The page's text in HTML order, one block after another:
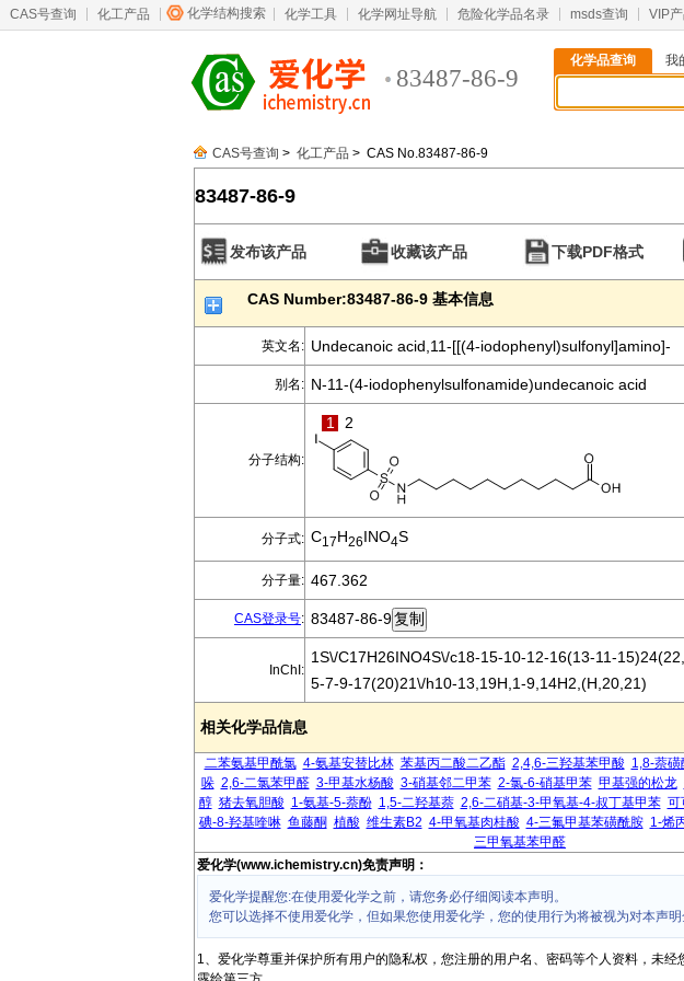
CAS号查询 化工产品 化学结构搜索 化学工具 化学网址导航 危险化学品名录 msds查询 VIP
83487-86-9
化学品查询 我
CAS号查询 > 化工产品 > CAS No.83487-86-9
83487-86-9
发布该产品 收藏该产品 下载PDF格式
CAS Number:83487-86-9 基本信息
英文名: Undecanoic acid,11-[[(4-iodophenyl)sulfonyl]amino]-
别名: N-11-(4-iodophenylsulfonamide)undecanoic acid
分子结构:
1 2
分子式: C17H26INO4S
分子量: 467.362
CAS登录号: 83487-86-9
InChI:
1S\/C17H26INO4S\/c18-15-10-12-16(13-11-
5-7-9-17(20)21\/h10-13,19H,1-9,14H2,(H,20,21)
相关化学品信息
二苯氨基甲酰氯 4-氨基安替比林 苯基丙二酸二乙酯 2,4,6-三羟基苯甲酸 1,8-萘磺
哚 2,6-二氯苯甲醛 3-甲基水杨酸 3-硝基邻二甲苯 2-氯-6-硝基甲苯 甲基强的松龙
醇 猪去氧胆酸 1-氨基-5-萘酚 1,5-二羟基萘 2,6-二硝基-3-甲氧基-4-叔丁基甲苯 可
碘-8-羟基喹啉 鱼藤酮 植酸 维生素B2 4-甲氧基肉桂酸 4-三氟甲基苯磺酰胺 1-烯
三甲氧基苯甲醛
爱化学(www.ichemistry.cn)免责声明：
爱化学提醒您:在使用爱化学之前，请您务必仔细阅读本声明。
您可以选择不使用爱化学，但如果您使用爱化学，您的使用行为将被视为对本声明
1、爱化学尊重并保护所有用户的隐私权，您注册的用户名、密码等个人资料，未经